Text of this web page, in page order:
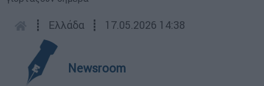
┋ Ελλάδα ┋ 17.05.2026 14:38
Newsroom